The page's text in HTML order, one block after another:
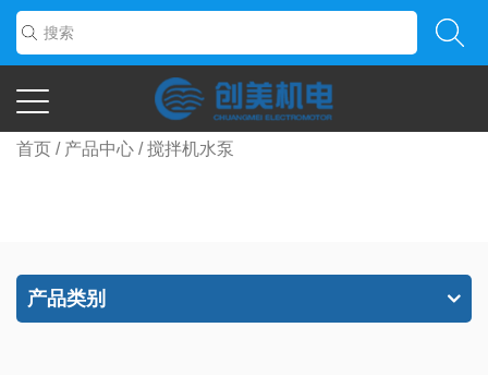
首页 / 产品中心 /搅拌机水泵
产品类别